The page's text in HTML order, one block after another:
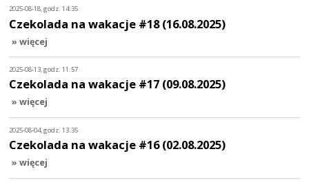
2025-08-18, godz. 14:35
Czekolada na wakacje #18 (16.08.2025)
» więcej
2025-08-13, godz. 11:57
Czekolada na wakacje #17 (09.08.2025)
» więcej
2025-08-04, godz. 13:35
Czekolada na wakacje #16 (02.08.2025)
» więcej